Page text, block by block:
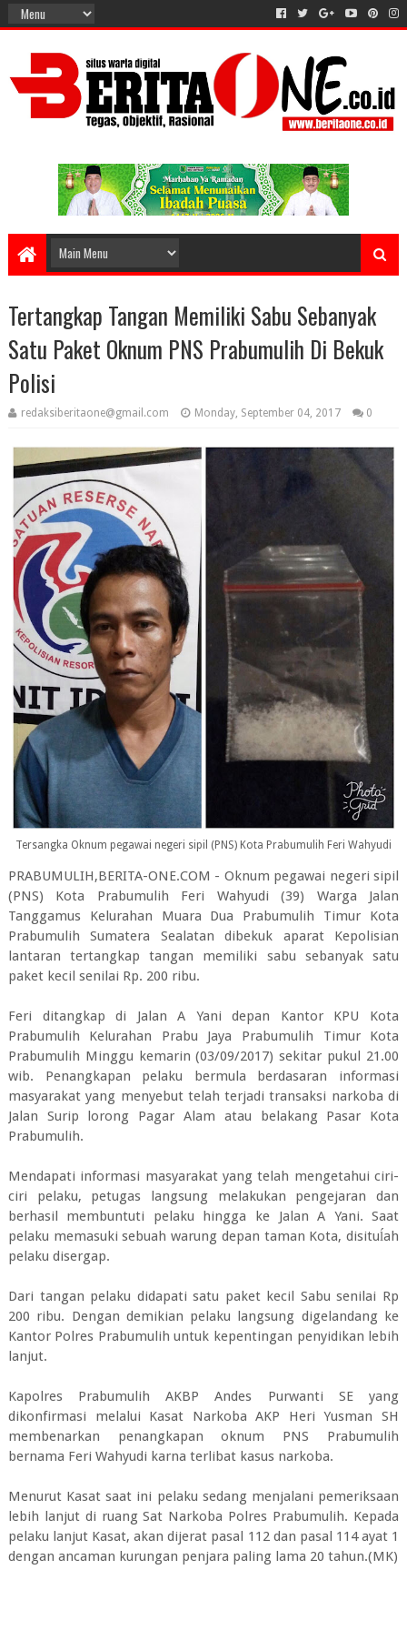
Tertangkap Tangan Memiliki Sabu Sebanyak
Satu Paket Oknum PNS Prabumulih Di Bekuk
Polisi
redaksiberitaone@gmail.com Monday, September 04, 2017 0
Tersangka Oknum pegawai negeri sipil (PNS) Kota Prabumulih Feri Wahyudi
PRABUMULIH,BERITA-ONE.COM - Oknum pegawai negeri sipil
(PNS) Kota Prabumulih Feri Wahyudi (39) Warga Jalan
Tanggamus Kelurahan Muara Dua Prabumulih Timur Kota
Prabumulih Sumatera Sealatan dibekuk aparat Kepolisian
lantaran tertangkap tangan memiliki sabu sebanyak satu
paket kecil senilai Rp. 200 ribu.
Feri ditangkap di Jalan A Yani depan Kantor KPU Kota
Prabumulih Kelurahan Prabu Jaya Prabumulih Timur Kota
Prabumulih Minggu kemarin (03/09/2017) sekitar pukul 21.00
wib. Penangkapan pelaku bermula berdasaran informasi
masyarakat yang menyebut telah terjadi transaksi narkoba di
Jalan Surip lorong Pagar Alam atau belakang Pasar Kota
Prabumulih.
Mendapati informasi masyarakat yang telah mengetahui ciri-
ciri pelaku, petugas langsung melakukan pengejaran dan
berhasil membuntuti pelaku hingga ke Jalan A Yani. Saat
pelaku memasuki sebuah warung depan taman Kota, disituĺah
pelaku disergap.
Dari tangan pelaku didapati satu paket kecil Sabu senilai Rp
200 ribu. Dengan demikian pelaku langsung digelandang ke
Kantor Polres Prabumulih untuk kepentingan penyidikan lebih
lanjut.
Kapolres Prabumulih AKBP Andes Purwanti SE yang
dikonfirmasi melalui Kasat Narkoba AKP Heri Yusman SH
membenarkan penangkapan oknum PNS Prabumulih
bernama Feri Wahyudi karna terlibat kasus narkoba.
Menurut Kasat saat ini pelaku sedang menjalani pemeriksaan
lebih lanjut di ruang Sat Narkoba Polres Prabumulih. Kepada
pelaku lanjut Kasat, akan dijerat pasal 112 dan pasal 114 ayat 1
dengan ancaman kurungan penjara paling lama 20 tahun.(MK)